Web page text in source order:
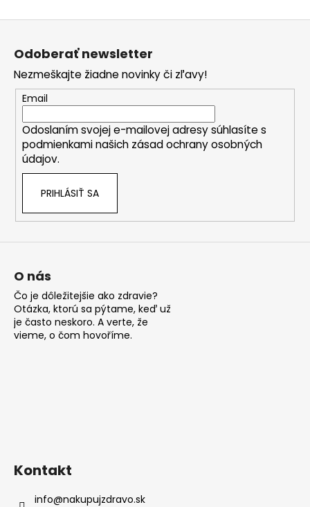
Z
Odoberať newsletter
Nezmeškajte žiadne novinky či zľavy!
Email
Odoslaním svojej e-mailovej adresy súhlasíte s
podmienkami našich zásad ochrany osobných
údajov.
PRIHLÁSIŤ SA
O nás
Čo je dôležitejšie ako zdravie?
Otázka, ktorú sa pýtame, keď už
je často neskoro. A verte, že
vieme, o čom hovoříme.
Kontakt
info@nakupujzdravo.sk